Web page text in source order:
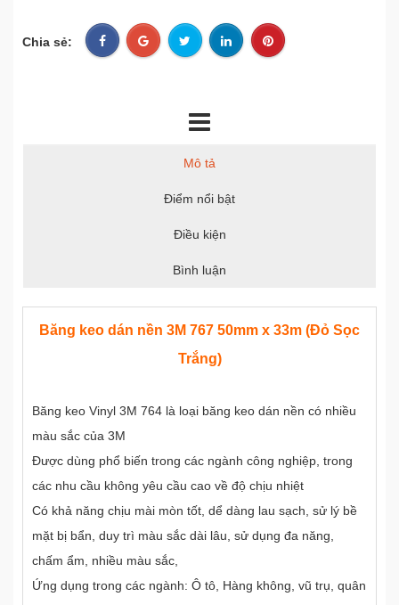
Chia sẻ:
Mô tả
Điểm nổi bật
Điều kiện
Bình luận
Băng keo dán nền 3M 767 50mm x 33m (Đỏ Sọc
Trắng)
Băng keo Vinyl 3M 764 là loại băng keo dán nền có nhiều
màu sắc của 3M
Được dùng phổ biến trong các ngành công nghiệp, trong
các nhu cầu không yêu cầu cao về độ chịu nhiệt
Có khả năng chịu mài mòn tốt, dể dàng lau sạch, sử lý bề
mặt bị bẩn, duy trì màu sắc dài lâu, sử dụng đa năng,
chấm ẩm, nhiều màu sắc,
Ứng dụng trong các ngành: Ô tô, Hàng không, vũ trụ, quân